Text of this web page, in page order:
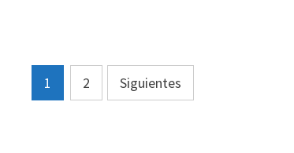
Paginación
de
1 2 Siguientes